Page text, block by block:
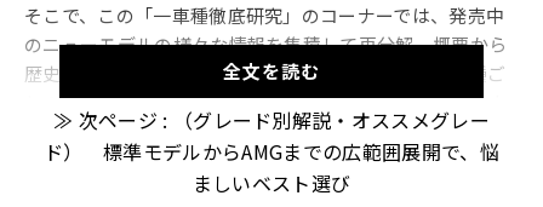
そこで、この「一車種徹底研究」のコーナーでは、発売中
のニューモデルの様々な情報を集積して再分解。概要から
歴史、グレード・価格・中古車相場まで掘り下げ、車種ご
とのアウトラインを解説する。今回は輸入車を代表する人
気車種、「メルセデス・ベンツ Cクラス」をお送りする。
全文を読む
≫ 次ページ : （グレード別解説・オススメグレー
ド） 標準モデルからAMGまでの広範囲展開で、悩
ましいベスト選び